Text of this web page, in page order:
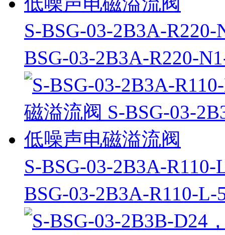
S-BSG-03-2B3A-
BSG-03-2B3A-R220-
S-BSG-03-2B3A-
BSG-03-2B3A-R110-